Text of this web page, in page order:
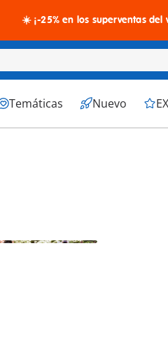
☀️ ¡-25% en los superventas
Temáticas Nuevo